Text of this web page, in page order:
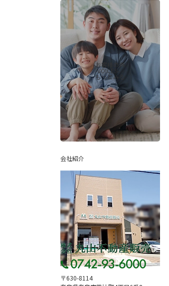
お客様の声
-VOICES-
もっとみる
会社紹介
〒630-8114